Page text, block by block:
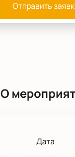
Отправить
О
Дата